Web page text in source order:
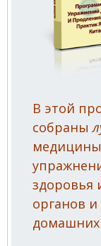
В этой
собраны
здоровья
органов
домашних